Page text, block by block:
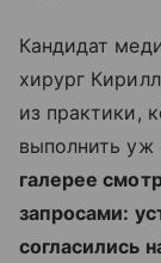
Кандидат
хирург
из практики,
выполнить уж
галерее
запросами:
согласились